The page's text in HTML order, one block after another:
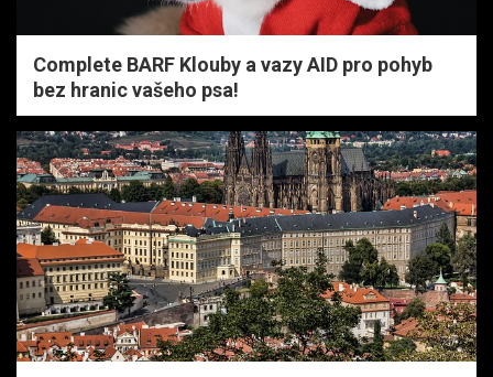
Complete BARF Klouby a vazy AID pro pohyb
bez hranic vašeho psa!